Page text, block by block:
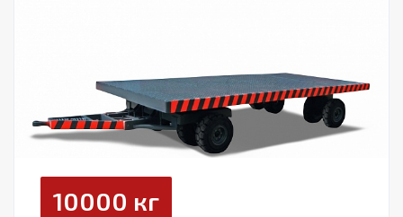
10000 кг